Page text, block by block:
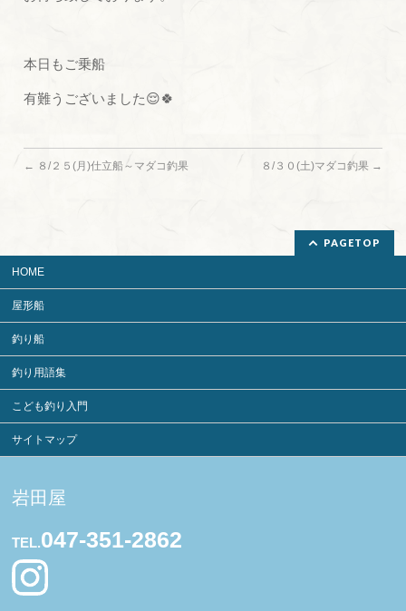
本日もご乗船
有難うございました😌🍀
← ８/２５(月)仕立船～マダコ釣果 ８/３０(土)マダコ釣果 →
PAGETOP
HOME
屋形船
釣り船
釣り用語集
こども釣り入門
サイトマップ
岩田屋
TEL.047-351-2862